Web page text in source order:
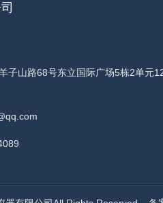
子山路68号东立国际广场5栋2单元